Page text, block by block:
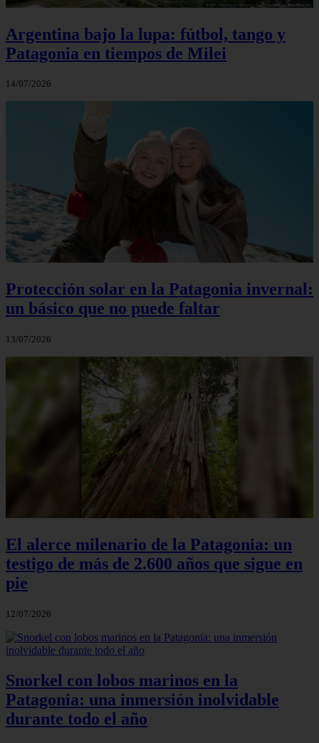
Argentina bajo la lupa: fútbol, tango y
Patagonia en tiempos de Milei
14/07/2026
Protección solar en la Patagonia invernal:
un básico que no puede faltar
13/07/2026
El alerce milenario de la Patagonia: un
testigo de más de 2.600 años que sigue en
pie
12/07/2026
Snorkel con lobos marinos en la
Patagonia: una inmersión inolvidable
durante todo el año